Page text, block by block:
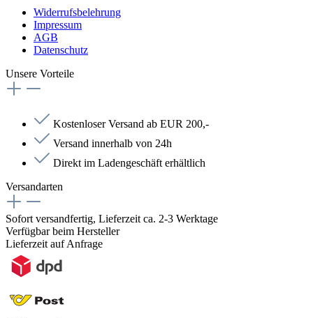
Widerrufsbelehrung
Impressum
AGB
Datenschutz
Unsere Vorteile
Kostenloser Versand ab EUR 200,-
Versand innerhalb von 24h
Direkt im Ladengeschäft erhältlich
Versandarten
Sofort versandfertig, Lieferzeit ca. 2-3 Werktage
Verfügbar beim Hersteller
Lieferzeit auf Anfrage